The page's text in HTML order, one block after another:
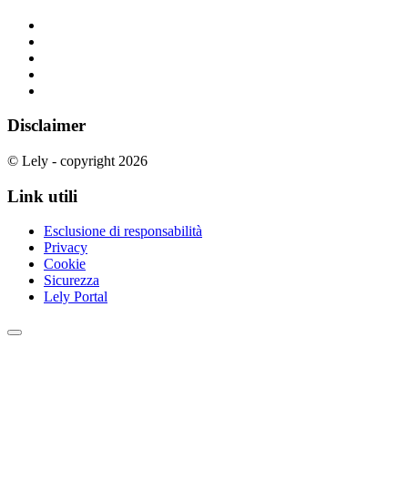
Disclaimer
© Lely - copyright 2026
Link utili
Esclusione di responsabilità
Privacy
Cookie
Sicurezza
Lely Portal